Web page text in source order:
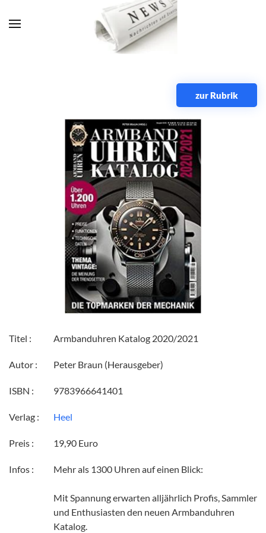
Zum Hauptinhalt springen
zur Rubrik
Titel : Armbanduhren Katalog 2020/2021
Autor : Peter Braun (Herausgeber)
ISBN : 9783966641401
Verlag : Heel
Preis : 19,90 Euro
Infos : Mehr als 1300 Uhren auf einen Blick:
Mit Spannung erwarten alljährlich Profis, Sammler
und Enthusiasten den neuen Armbanduhren
Katalog.